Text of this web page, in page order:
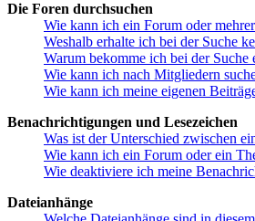
Die Foren durchsuchen
Wie kann ich ein Forum oder
Weshalb erhalte ich bei der Suche
Warum bekomme ich bei der Suche
Wie kann ich nach Mitgliedern
Wie kann ich meine eigenen
Benachrichtigungen und Lesezeichen
Was ist der Unterschied zwischen
Wie kann ich ein Forum oder ein
Wie deaktiviere ich meine
Dateianhänge